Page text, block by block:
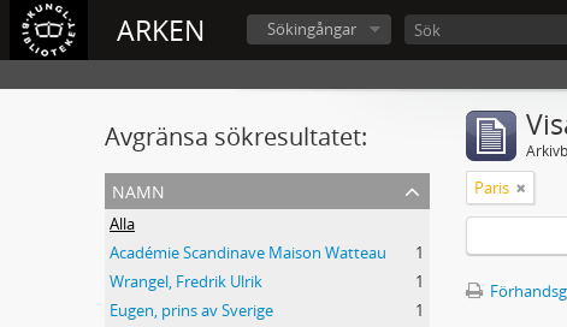
ARKEN Sökingångar
Avgränsa sökresultatet:
namn
Alla
Académie Scandinave Maison Watteau
1
Wrangel, Fredrik Ulrik
1
Eugen, prins av Sverige
1
Paris